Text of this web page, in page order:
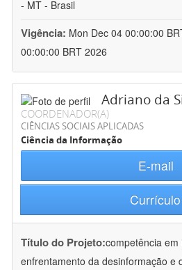
- MT - Brasil
Vigência: Mon Dec 04 00:00:00
00:00:00 BRT 2026
Adriano da
COORDENADOR(A)
CIÊNCIAS SOCIAIS APLICADAS
Ciência da Informação
E-mail
Currículo
Título do Projeto:competência
enfrentamento da desinformação e